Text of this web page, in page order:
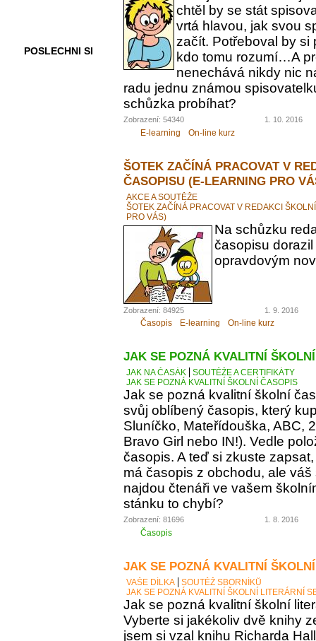
POSLECHNI SI
chtěl by se stát
vrtá hlavou, jak svou
začít. Potřeboval by si
kdo tomu rozumí…A
nenechává nikdy nic
radu jednu známou
schůzka probíhat?
Zobrazení: 54340 1. 10. 2016
E-learning On-line kurz
ŠOTEK ZAČÍNÁ PRACOVAT V
ČASOPISU (E-LEARNING PRO
AKCE A SOUTĚŽE
ŠOTEK ZAČÍNÁ PRACOVAT V REDAKCI
PRO VÁS)
Na schůzku
časopisu
opravdovým
Zobrazení: 84925 1. 9. 2016
Časopis E-learning On-line kurz
JAK SE POZNÁ KVALITNÍ
JAK NA ČASÁK
SOUTĚŽE A CERTIFIKÁTY
JAK SE POZNÁ KVALITNÍ ŠKOLNÍ ČASOPIS
Jak se pozná kvalitní školní
svůj oblíbený časopis, který
Sluníčko, Mateřídouška, ABC,
Bravo Girl nebo IN!). Vedle
časopis. A teď si zkuste
má časopis z obchodu, ale
najdou čtenáři ve vašem
stánku to chybí?
Zobrazení: 81696 1. 8. 2016
Časopis
JAK SE POZNÁ KVALITNÍ
VAŠE DÍLKA
SOUTĚŽ SBORNÍKŮ
JAK SE POZNÁ KVALITNÍ ŠKOLNÍ LITERÁRNÍ
Jak se pozná kvalitní školní
Vyberte si jakékoliv dvě knihy
jsem si vzal knihu Richarda